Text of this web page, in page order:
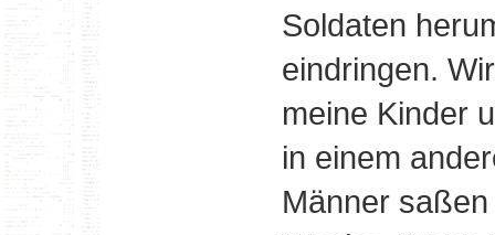
Soldaten
eindringen.
meine Kinder
in einem
Männer